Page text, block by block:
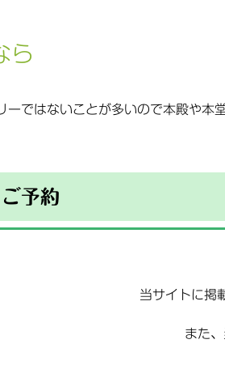
ら
ーではないことが多いので本殿や本
予約
当サイトに掲
また